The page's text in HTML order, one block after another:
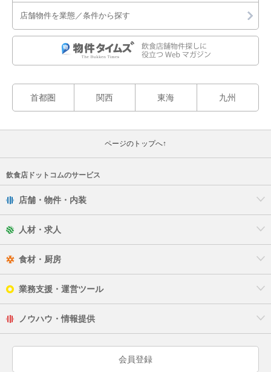
店舗物件を業態／条件から探す
首都圏 関西 東海 九州
ページのトップへ↑
飲食店ドットコムのサービス
店舗・物件・内装
人材・求人
食材・厨房
業務支援・運営ツール
ノウハウ・情報提供
会員登録